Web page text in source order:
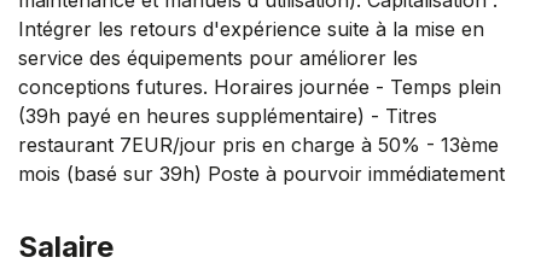
Intégrer les retours d'expérience suite à la mise en
service des équipements pour améliorer les
conceptions futures. Horaires journée - Temps plein
(39h payé en heures supplémentaire) - Titres
restaurant 7EUR/jour pris en charge à 50% - 13ème
mois (basé sur 39h) Poste à pourvoir immédiatement
Salaire